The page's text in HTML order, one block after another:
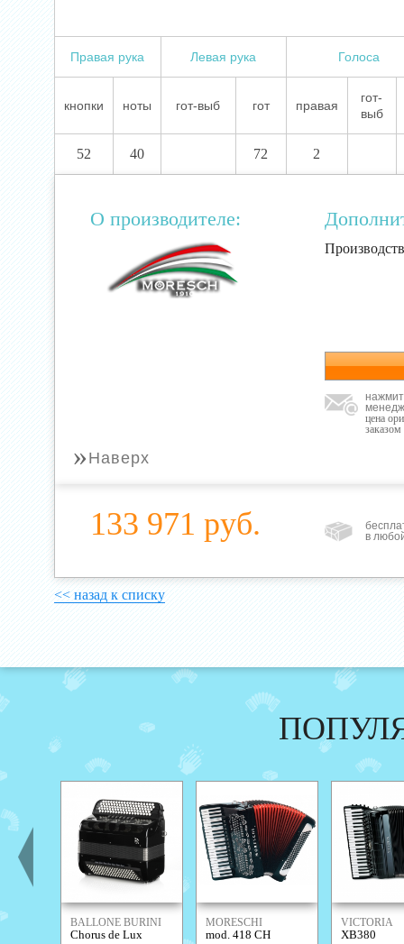
Правая рука Левая рука Голоса
кнопки ноты гот-выб гот правая
гот-
выб
52 40 72 2
О производителе:
цена
заказом
» Наверх
133 971 руб.
в
<< назад к списку
BALLONE BURINI
Chorus de Lux
MORESCHI
mod. 418 CH
VICTORIA
XB380